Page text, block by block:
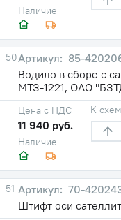
Наличие
50
85-
Водило в сборе с
МТЗ-1221, ОАО
Наличие
Цена с НДС
11 940 руб.
К
51
70-
Штифт оси